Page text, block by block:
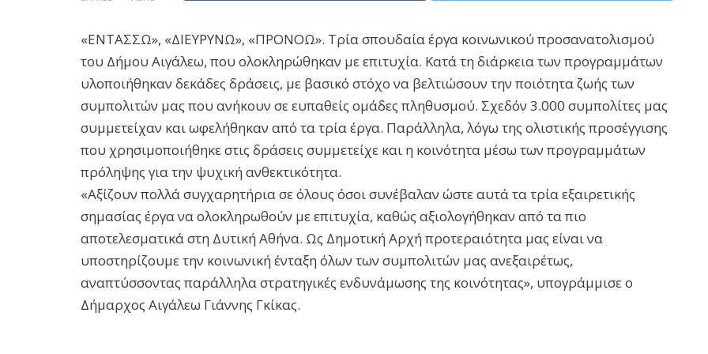
«ΕΝΤΑΣΣΩ», «ΔΙΕΥΡΥΝΩ», «ΠΡΟΝΟΩ». Τρία σπουδαία έργα κοινωνικού προσανατολισμού
του Δήμου Αιγάλεω, που ολοκληρώθηκαν με επιτυχία. Κατά τη διάρκεια των προγραμμάτων
υλοποιήθηκαν δεκάδες δράσεις, με βασικό στόχο να βελτιώσουν την ποιότητα ζωής των
συμπολιτών μας που ανήκουν σε ευπαθείς ομάδες πληθυσμού. Σχεδόν 3.000 συμπολίτες μας
συμμετείχαν και ωφελήθηκαν από τα τρία έργα. Παράλληλα, λόγω της ολιστικής προσέγγισης
που χρησιμοποιήθηκε στις δράσεις συμμετείχε και η κοινότητα μέσω των προγραμμάτων
πρόληψης για την ψυχική ανθεκτικότητα.
«Αξίζουν πολλά συγχαρητήρια σε όλους όσοι συνέβαλαν ώστε αυτά τα τρία εξαιρετικής
σημασίας έργα να ολοκληρωθούν με επιτυχία, καθώς αξιολογήθηκαν από τα πιο
αποτελεσματικά στη Δυτική Αθήνα. Ως Δημοτική Αρχή προτεραιότητα μας είναι να
υποστηρίζουμε την κοινωνική ένταξη όλων των συμπολιτών μας ανεξαιρέτως,
αναπτύσσοντας παράλληλα στρατηγικές ενδυνάμωσης της κοινότητας», υπογράμμισε ο
Δήμαρχος Αιγάλεω Γιάννης Γκίκας.